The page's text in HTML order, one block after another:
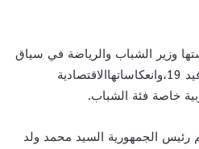
وزير الشباب والرياضة في سياق
عالمي يتسم بتفاقم جائحة كوفيد 19،وانعكاساتهاالاقتصادية
خاصة فئة الشباب.
رئيس الجمهورية السيد محمد ولد